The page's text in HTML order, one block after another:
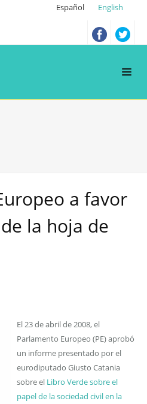
Español English
a favor
la hoja de
El 23 de abril de 2008, el
Parlamento Europeo (PE) aprobó
un informe presentado por el
eurodiputado Giusto Catania
sobre el Libro Verde sobre el
papel de la sociedad civil en la